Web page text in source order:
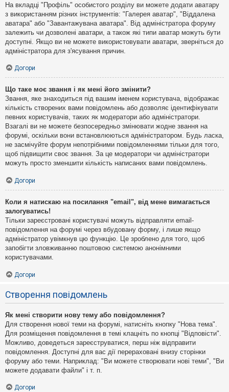
На вкладці "Профіль" особистого розділу ви можете додати аватару
з використанням різних інструментів: "Галерея аватар", "Віддалена
аватара" або "Завантажувана аватара". Від адміністратора форуму
залежить чи дозволені аватари, а також які типи аватар можуть бути
доступні. Якщо ви не можете використовувати аватари, зверніться до
адміністратора для з'ясування причин.
Догори
Що таке моє звання і як мені його змінити?
Звання, яке знаходиться під вашим іменем користувача, відображає
кількість створених вами повідомлень або дозволяє ідентифікувати
певних користувачів, таких як модератори або адміністратори.
Взагалі ви не можете безпосередньо змінювати жодне звання на
форумі, оскільки вони встановлюються адміністратором. Будь ласка,
не засмічуйте форум непотрібними повідомленнями тільки для того,
щоб підвищити своє звання. За це модератори чи адміністратори
можуть просто зменшити кількість написаних вами повідомлень.
Догори
Коли я натискаю на посилання "email", від мене вимагається
залогуватись!
Тільки зареєстровані користувачі можуть відправляти email-
повідомлення на форумі через вбудовану форму, і лише якщо
адміністратор увімкнув цю функцію. Це зроблено для того, щоб
запобігти зловживанню поштовою системою анонімними
користувачами.
Догори
Створення повідомлень
Як мені створити нову тему або повідомлення?
Для створення нової теми на форумі, натисніть кнопку "Нова тема".
Для розміщення повідомлення в темі клацніть по кнопці "Відповісти".
Можливо, доведеться зареєструватися, перш ніж відправити
повідомлення. Доступні для вас дії перераховані внизу сторінки
форуму або теми. Наприклад: "Ви можете створювати нові теми", "Ви
можете додавати файли" і т. п.
Догори